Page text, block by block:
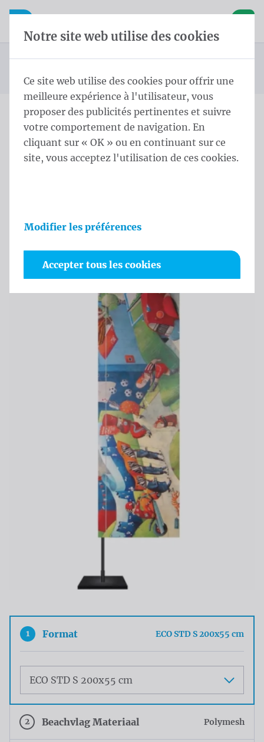
Skip content
Sauter la sélection de la langue
Ouvrir la navigation mobile
Vous êtes ici :
Drapeau Beach
STD Voile Eco ECO STD S 200x55 cm Geen Polymesh
STD Voile Eco ECO STD S
200x55 cm Geen Polymesh
1 Format ECO STD S 200x55 cm
Maat
2 Beachvlag Materiaal Polymesh
Notre site web utilise des cookies
Ce site web utilise des cookies pour offrir une
meilleure expérience à l'utilisateur, vous
proposer des publicités pertinentes et suivre
votre comportement de navigation. En
cliquant sur « OK » ou en continuant sur ce
site, vous acceptez l'utilisation de ces cookies.
Modifier les préférences
Accepter tous les cookies